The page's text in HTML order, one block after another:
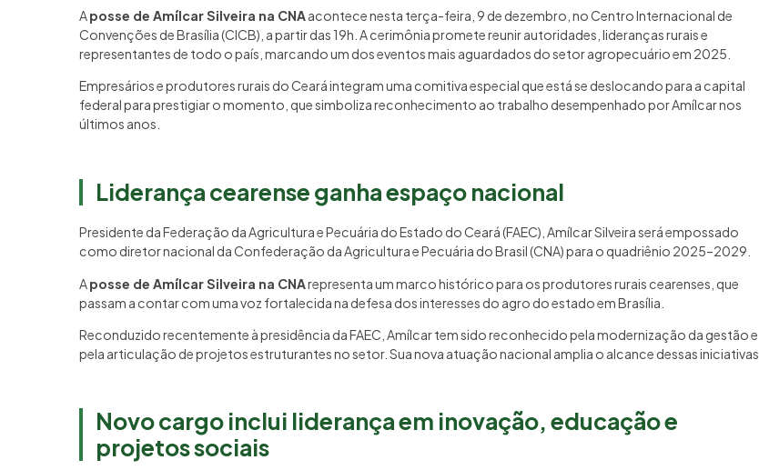
Aposse de Amílcar Silveira na CNAacontece nesta terça-feira, 9 de dezembro, no Centro Internacional de
Convenções de Brasília (CICB), a partir das 19h. A cerimônia promete reunir autoridades, lideranças rurais e
representantes de todo o país, marcando um dos eventos mais aguardados do setor agropecuário em 2025.
Empresários e produtores rurais do Ceará integram uma comitiva especial que está se deslocando para a capital
federal para prestigiar o momento, que simboliza reconhecimento ao trabalho desempenhado por Amílcar nos
últimos anos.
Liderança cearense ganha espaço nacional
Presidente da Federação da Agricultura e Pecuária do Estado do Ceará (FAEC), Amílcar Silveira será empossado
como diretor nacional da Confederação da Agricultura e Pecuária do Brasil (CNA) para o quadriênio 2025–2029.
Aposse de Amílcar Silveira na CNArepresenta um marco histórico para os produtores rurais cearenses, que
passam a contar com uma voz fortalecida na defesa dos interesses do agro do estado em Brasília.
Reconduzido recentemente à presidência da FAEC, Amílcar tem sido reconhecido pela modernização da gestão e
pela articulação de projetos estruturantes no setor. Sua nova atuação nacional amplia o alcance dessas iniciativas.
Novo cargo inclui liderança em inovação, educação e
projetos sociais